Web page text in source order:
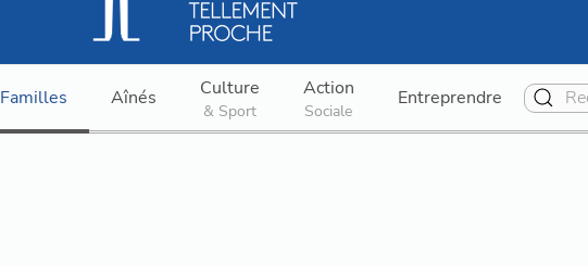
Familles Aînés Culture
& Sport
Action
Sociale
Entreprendre